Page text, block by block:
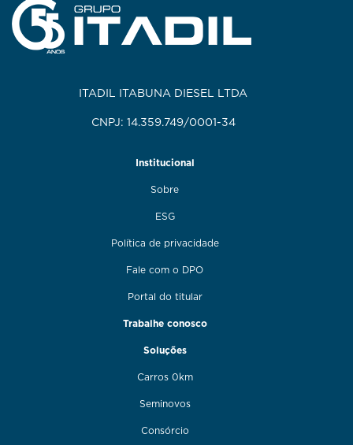
ITADIL ITABUNA DIESEL LTDA
CNPJ: 14.359.749/0001-34
Institucional
Sobre
ESG
Política de privacidade
Fale com o DPO
Portal do titular
Trabalhe conosco
Soluções
Carros 0km
Seminovos
Consórcio